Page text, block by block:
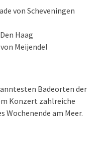
von Scheveningen
Haag
Meijendel
Badeorten der
Konzert zahlreiche
am Meer.